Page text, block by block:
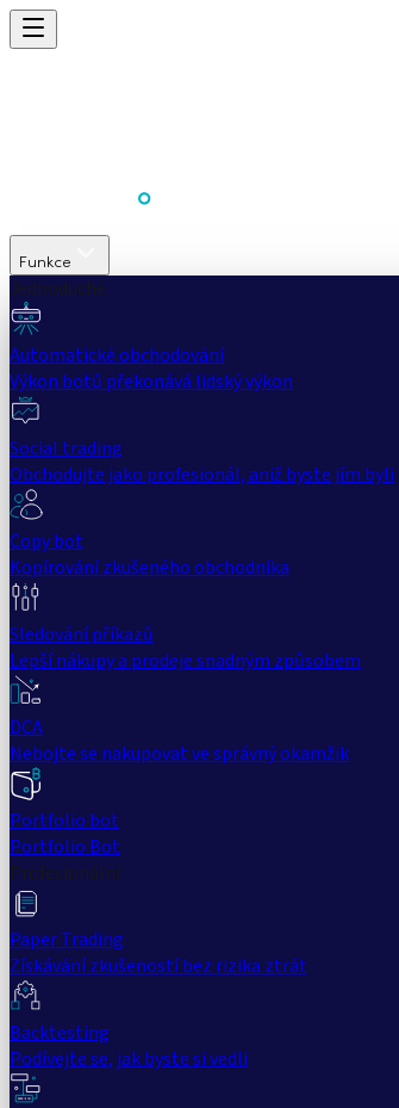
Funkce
Jednoduché
Automatické obchodování
Výkon botů překonává lidský výkon
Social trading
Obchodujte jako profesionál, aniž byste jím byli
Copy bot
Kopírování zkušeného obchodníka
Sledování příkazů
Lepší nákupy a prodeje snadným způsobem
DCA
Nebojte se nakupovat ve správný okamžik
Portfolio bot
Portfolio Bot
Profesionální
Paper Trading
Získávání zkušeností bez rizika ztrát
Backtesting
Podívejte se, jak byste si vedli